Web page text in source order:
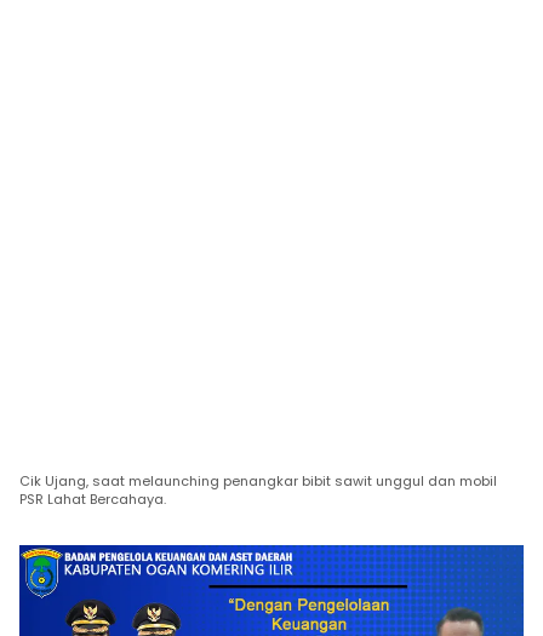
Cik Ujang, saat melaunching penangkar bibit sawit unggul dan mobil
PSR Lahat Bercahaya.